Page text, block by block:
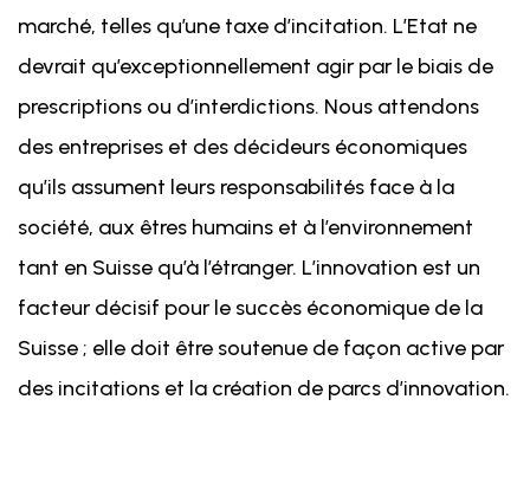
marché, telles qu’une taxe d’incitation. L’Etat ne
devrait qu’exceptionnellement agir par le biais de
prescriptions ou d’interdictions. Nous attendons
des entreprises et des décideurs économiques
qu’ils assument leurs responsabilités face à la
société, aux êtres humains et à l’environnement
tant en Suisse qu’à l’étranger. L’innovation est un
facteur décisif pour le succès économique de la
Suisse ; elle doit être soutenue de façon active par
des incitations et la création de parcs d’innovation.